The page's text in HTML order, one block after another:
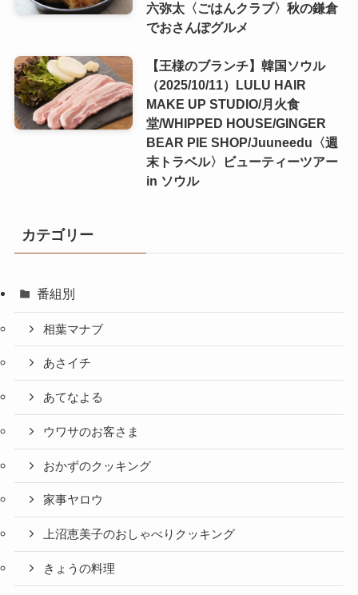
六弥太〈ごはんクラブ〉秋の鎌倉
でおさんぽグルメ
【王様のブランチ】韓国ソウル
（2025/10/11）LULU HAIR
MAKE UP STUDIO/月火食
堂/WHIPPED HOUSE/GINGER
BEAR PIE SHOP/Juuneedu〈週
末トラベル〉ビューティーツアー
in ソウル
カテゴリー
番組別
相葉マナブ
あさイチ
あてなよる
ウワサのお客さま
おかずのクッキング
家事ヤロウ
上沼恵美子のおしゃべりクッキング
きょうの料理